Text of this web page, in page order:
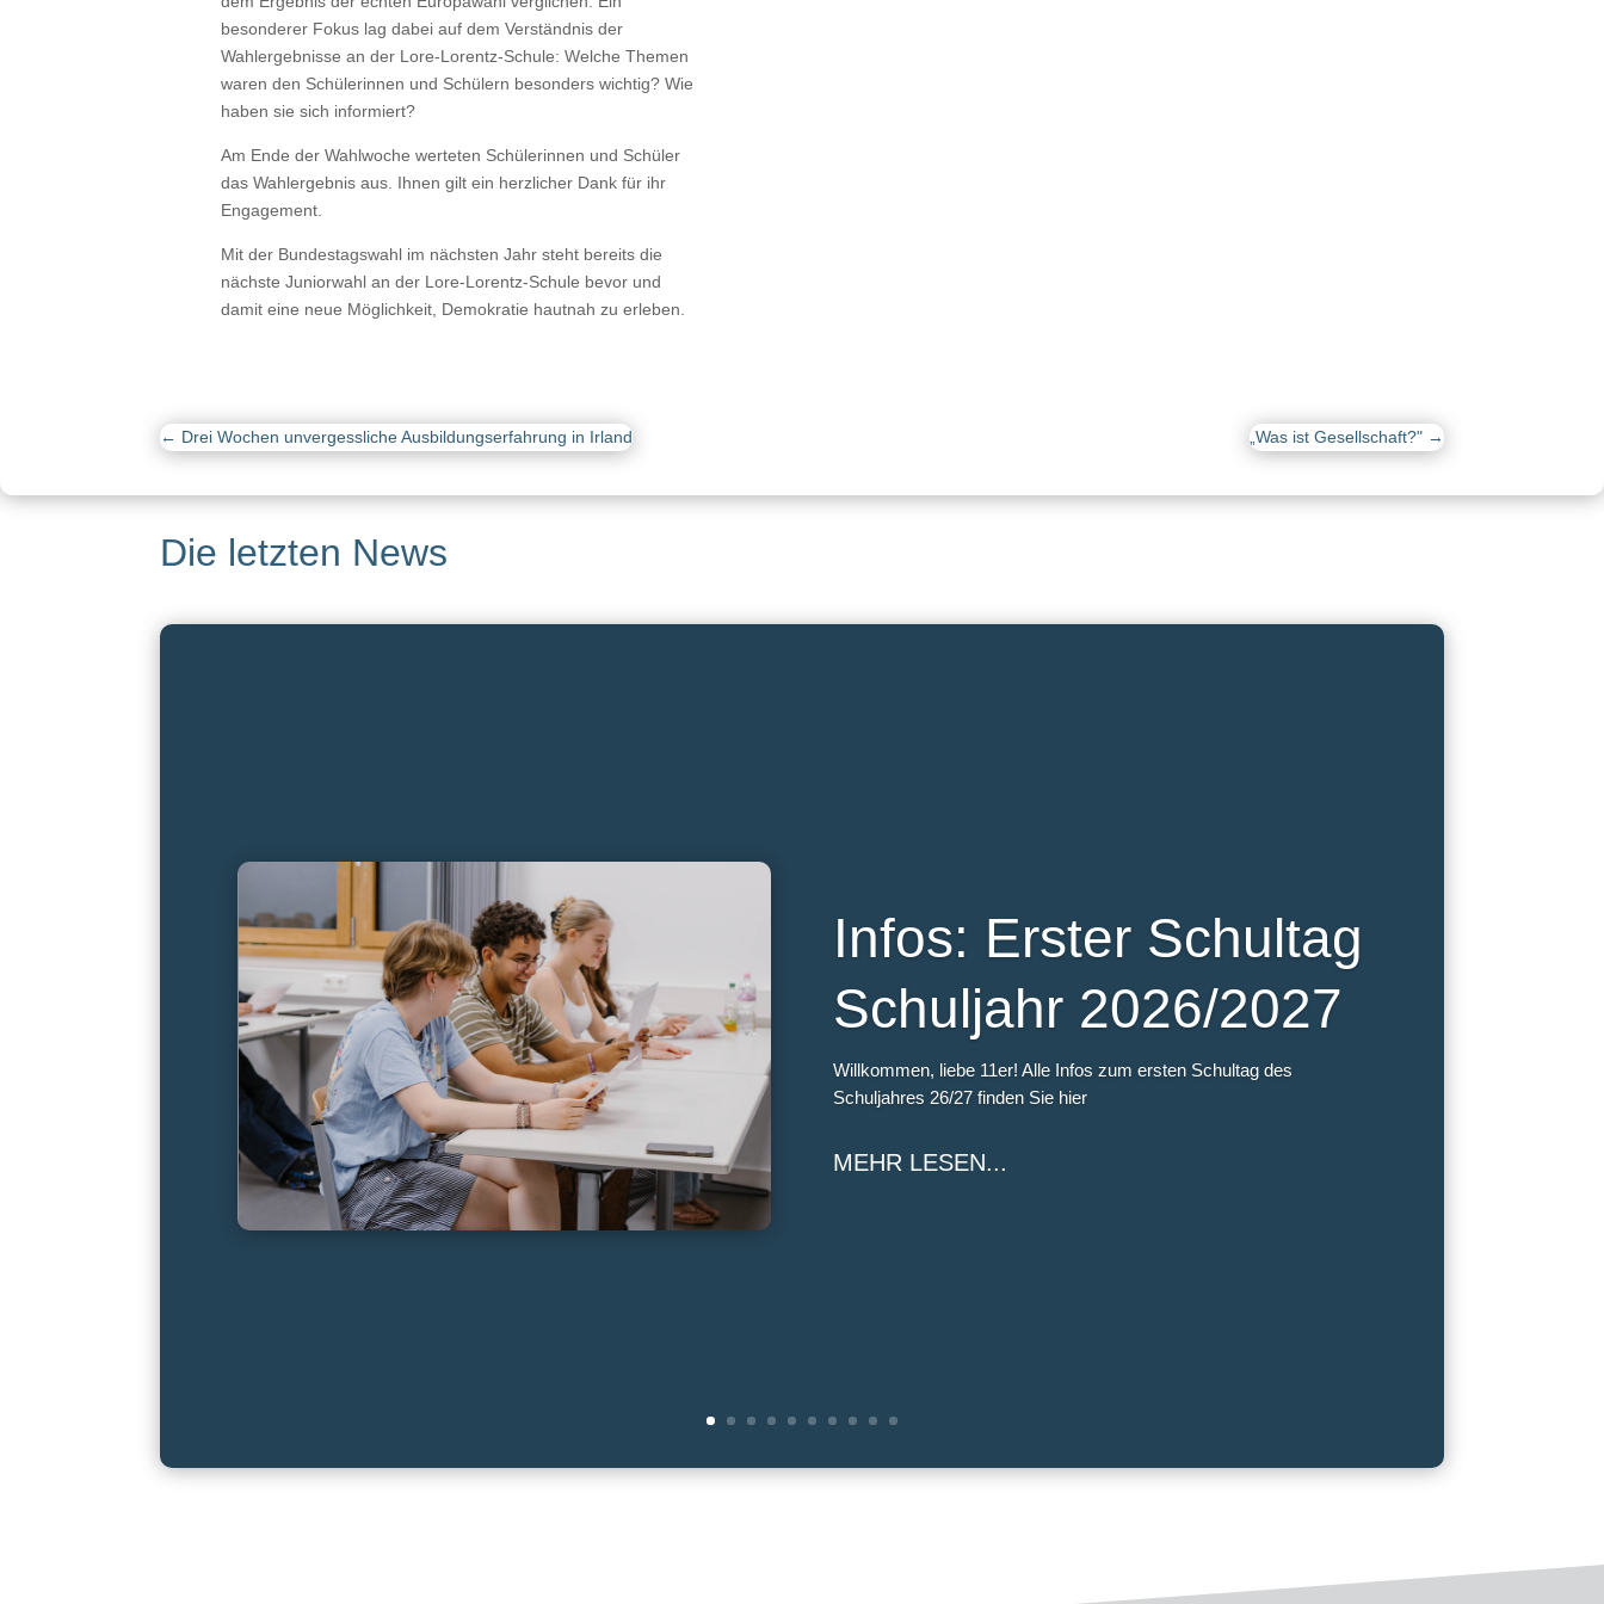
besonderer Fokus lag dabei auf dem Verständnis der
Wahlergebnisse an der Lore-Lorentz-Schule: Welche Themen
waren den Schülerinnen und Schülern besonders wichtig? Wie
haben sie sich informiert?
Am Ende der Wahlwoche werteten Schülerinnen und Schüler
das Wahlergebnisaus. Ihnen gilt ein herzlicher Dank für ihr
Engagement.
Mit der Bundestagswahl im nächsten Jahr steht bereits die
nächste Juniorwahl an der Lore-Lorentz-Schule bevor und
damit eine neue Möglichkeit, Demokratie hautnah zu erleben.
← Drei Wochen unvergessliche Ausbildungserfahrung in Irland „Was ist Gesellschaft?"→
Die letzten News
Infos: Erster Schultag
Schuljahr 2026/2027
Willkommen, liebe 11er! Alle Infos zum ersten Schultag des
Schuljahres 26/27 finden Sie hier
MEHR LESEN...